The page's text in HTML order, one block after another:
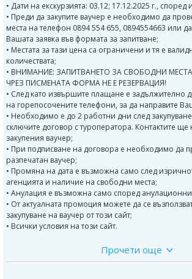
• Дати на екскурзията: 03.12; 17.12.2025 г.,
• Преди да закупите ваучер е необходимо да
места на телефон 0894 554 655, 0894554663 или
Вашата заявка във формата за запитване;
• Местата за тази цена са ограничени и тя е
количествата;
• ВНИМАНИЕ: ЗАПИТВАНЕТО ЗА СВОБОДНИ
ЧРЕЗ ПИСМЕНАТА ФОРМА НЕ Е РЕЗЕРВАЦИЯ!
• След като извършите плащане е задължително
на горепосочените телефони, за да направите
• Необходимо е до 2 работни дни след
сключите договор с туроператора. Контактите
закупения ваучер;
• При подписване на договора е необходимо да
разпечатан ваучер;
• Промяна на дата е възможна само след
агенцията и наличие на свободни места;
• Анулация е възможна само според
• От актуалната промоция можете да се
закупуване на ваучер от този сайт;
• Всички условия на този сайт.
ПРОГРАМА:
Прочети още